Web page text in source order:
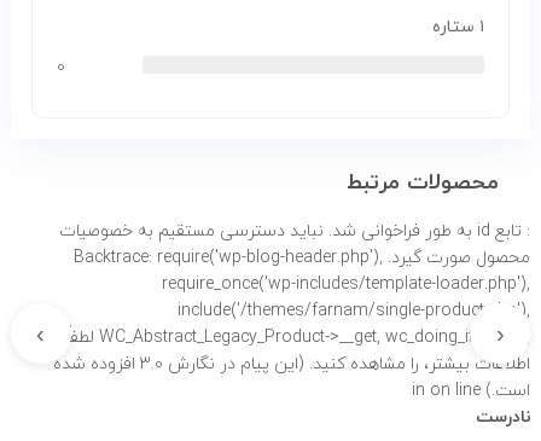
۱ ستاره
۰
محصولات مرتبط
: تابع id به طور
فراخوانی شد. نباید دسترسی مستقیم به خصوصیات
محصول صورت گیرد. Backtrace: require('wp-blog-header.php'),
require_once('wp-includes/template-loader.php'),
include('/themes/farnam/single-product.php'),
WC_Abstract_Legacy_Product->__get, wc_doing_it_wrong لطفاً برای
اطلاعات بیشتر،
را مشاهده کنید. (این پیام در نگارش 3.0 افزوده شده
است.) in on line
نادرست
‹
›